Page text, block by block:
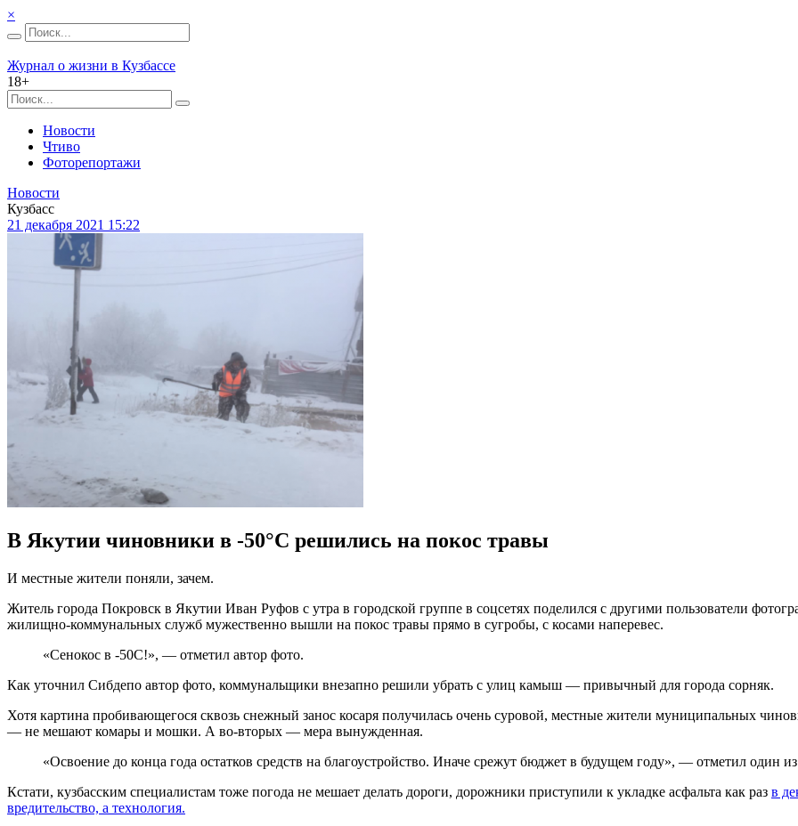
×
Журнал о жизни в Кузбассе
18+
Новости
Чтиво
Фоторепортажи
Новости
Кузбасс
21 декабря 2021 15:22
В Якутии чиновники в -50°C решились на покос травы
И местные жители поняли, зачем.
Житель города Покровск в Якутии Иван Руфов с утра в городской группе в соцсетях поделился с другими пользователи
жилищно-коммунальных служб мужественно вышли на покос травы прямо в сугробы, с косами наперевес.
«Сенокос в -50С!», — отметил автор фото.
Как уточнил Сибдепо автор фото, коммунальщики внезапно решили убрать с улиц камыш — привычный для города сорняк.
Хотя картина пробивающегося сквозь снежный занос косаря получилась очень суровой, местные жители муниципальных
— не мешают комары и мошки. А во-вторых — мера вынужденная.
«Освоение до конца года остатков средств на благоустройство. Иначе срежут бюджет в будущем году», — отметил один
Кстати, кузбасским специалистам тоже погода не мешает делать дороги, дорожники приступили к укладке асфальта как раз в
вредительство, а технология.